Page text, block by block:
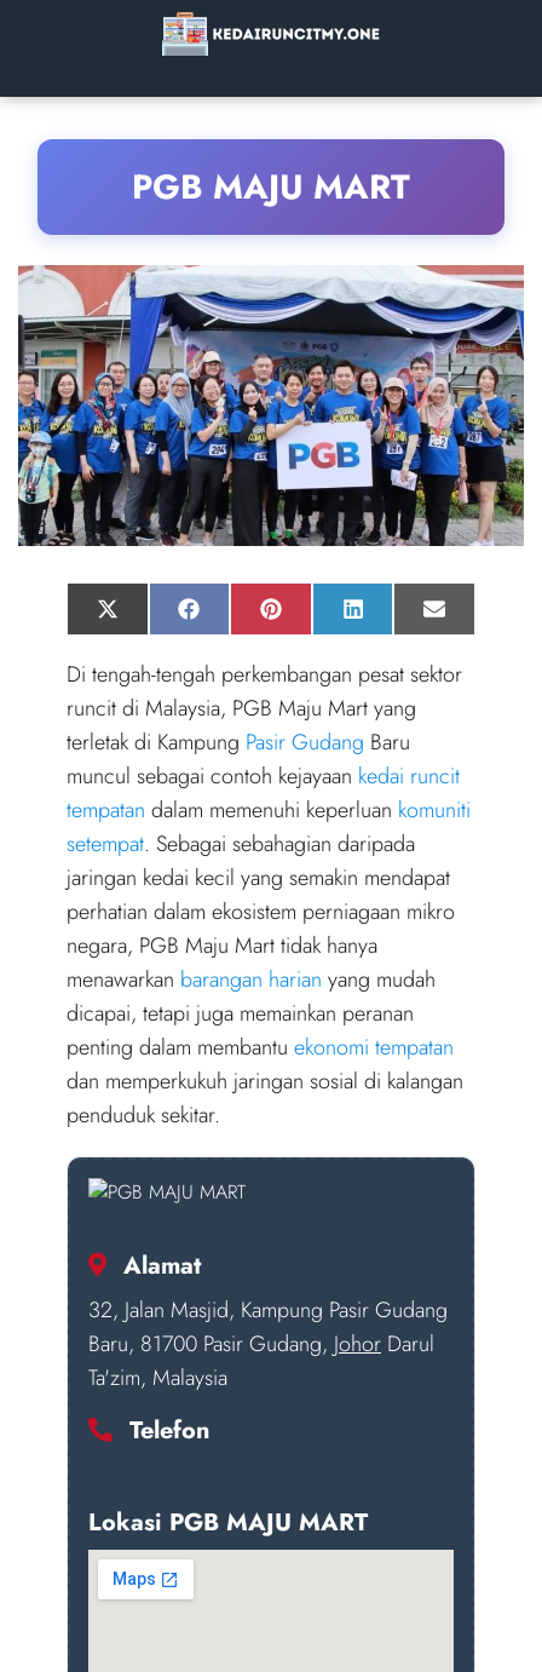
PGB MAJU MART
Share
on
X
(
w
i
t
e
r
)
Share
on
F
a
e
b
o
o
k
Share
on
P
i
t
e
r
e
s
t
Share
on
L
i
k
e
d
I
n
Share
on
E
m
i
Di tengah-tengah perkembangan pesat sektor
runcit di Malaysia, PGB Maju Mart yang
terletak di Kampung Pasir Gudang Baru
muncul sebagai contoh kejayaan kedai runcit
tempatan dalam memenuhi keperluan komuniti
setempat. Sebagai sebahagian daripada
jaringan kedai kecil yang semakin mendapat
perhatian dalam ekosistem perniagaan mikro
negara, PGB Maju Mart tidak hanya
menawarkan barangan harian yang mudah
dicapai, tetapi juga memainkan peranan
penting dalam membantu ekonomi tempatan
dan memperkukuh jaringan sosial di kalangan
penduduk sekitar.
Alamat
32, Jalan Masjid, Kampung Pasir Gudang
Baru, 81700 Pasir Gudang, Johor Darul
Ta'zim, Malaysia
Telefon
Lokasi PGB MAJU MART